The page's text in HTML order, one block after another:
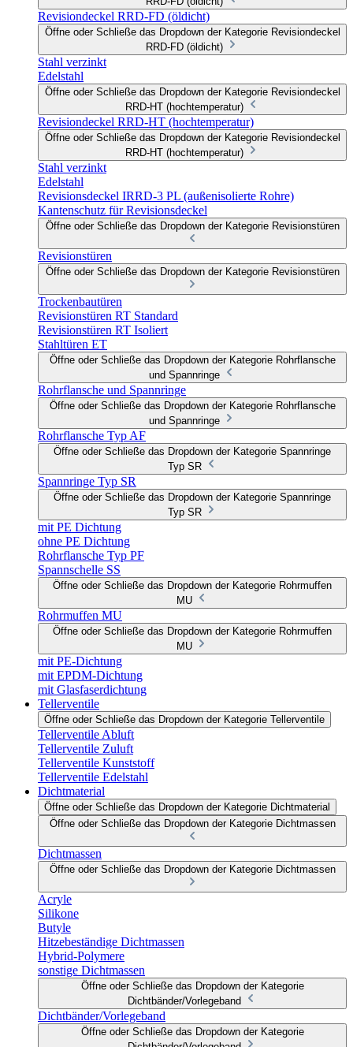
Revisiondeckel RRD-FD (öldicht)
Öffne oder Schließe das Dropdown der Kategorie Revisiondeckel
RRD-FD (öldicht)
Stahl verzinkt
Edelstahl
Öffne oder Schließe das Dropdown der Kategorie Revisiondeckel
RRD-HT (hochtemperatur)
Revisiondeckel RRD-HT (hochtemperatur)
Öffne oder Schließe das Dropdown der Kategorie Revisiondeckel
RRD-HT (hochtemperatur)
Stahl verzinkt
Edelstahl
Revisionsdeckel IRRD-3 PL (außenisolierte Rohre)
Kantenschutz für Revisionsdeckel
Öffne oder Schließe das Dropdown der Kategorie Revisionstüren
Revisionstüren
Öffne oder Schließe das Dropdown der Kategorie Revisionstüren
Trockenbautüren
Revisionstüren RT Standard
Revisionstüren RT Isoliert
Stahltüren ET
Öffne oder Schließe das Dropdown der Kategorie Rohrflansche
und Spannringe
Rohrflansche und Spannringe
Öffne oder Schließe das Dropdown der Kategorie Rohrflansche
und Spannringe
Rohrflansche Typ AF
Öffne oder Schließe das Dropdown der Kategorie Spannringe
Typ SR
Spannringe Typ SR
Öffne oder Schließe das Dropdown der Kategorie Spannringe
Typ SR
mit PE Dichtung
ohne PE Dichtung
Rohrflansche Typ PF
Spannschelle SS
Öffne oder Schließe das Dropdown der Kategorie Rohrmuffen
MU
Rohrmuffen MU
Öffne oder Schließe das Dropdown der Kategorie Rohrmuffen
MU
mit PE-Dichtung
mit EPDM-Dichtung
mit Glasfaserdichtung
Tellerventile
Öffne oder Schließe das Dropdown der Kategorie Tellerventile
Tellerventile Abluft
Tellerventile Zuluft
Tellerventile Kunststoff
Tellerventile Edelstahl
Dichtmaterial
Öffne oder Schließe das Dropdown der Kategorie Dichtmaterial
Öffne oder Schließe das Dropdown der Kategorie Dichtmassen
Dichtmassen
Öffne oder Schließe das Dropdown der Kategorie Dichtmassen
Acryle
Silikone
Butyle
Hitzebeständige Dichtmassen
Hybrid-Polymere
sonstige Dichtmassen
Öffne oder Schließe das Dropdown der Kategorie
Dichtbänder/Vorlegeband
Dichtbänder/Vorlegeband
Öffne oder Schließe das Dropdown der Kategorie